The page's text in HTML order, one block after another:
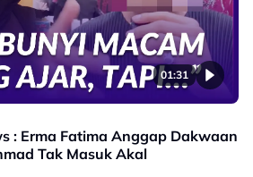
01:31
: Erma Fatima Anggap Dakwaan
Tak Masuk Akal